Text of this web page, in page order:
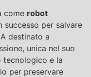
come robot
successo per salvare
destinato a
unica nel suo
tecnologico e la
per preservare